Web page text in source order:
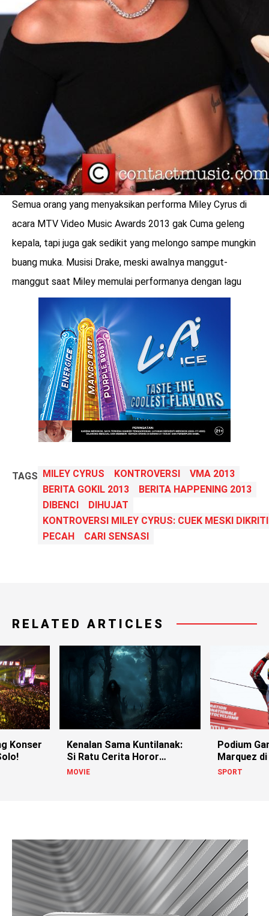
Semua orang yang menyaksikan performa Miley Cyrus di
acara MTV Video Music Awards 2013 gak Cuma geleng
kepala, tapi juga gak sedikit yang melongo sampe mungkin
buang muka. Musisi Drake, meski awalnya manggut-
manggut saat Miley memulai performanya dengan lagu
TAGS MILEY CYRUS KONTROVERSI
VMA 2013
BERITA GOKIL 2013
BERITA HAPPENING 2013
DIBENCI
DIHUJAT
KONTROVERSI MILEY CYRUS: CUEK MESKI
PECAH
CARI SENSASI
RELATED ARTICLES
Konser
Kenalan Sama Kuntilanak:
Si Ratu Cerita Horor
Indonesia!
MOVIE
Podium
Marquez
SPORT